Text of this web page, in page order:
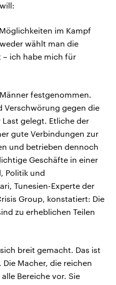
im Kampf
wählt man die
– ich habe mich für
festgenommen.
Verschwörung gegen die
gelegt. Etliche der
gute Verbindungen zur
und betrieben dennoch
Geschäfte in einer
Politik und
Tunesien-Experte der
Group, konstatiert: Die
zu erheblichen Teilen
breit gemacht. Das ist
Macher, die reichen
Bereiche vor. Sie